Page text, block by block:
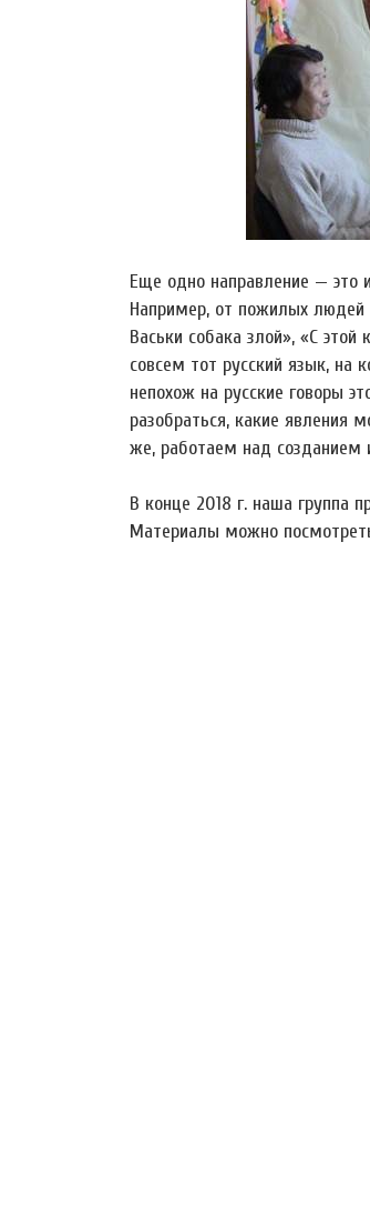
Еще одно направление — это
Например, от пожилых
Васьки собака злой», «С
совсем тот русский язык, на
непохож на русские говоры
разобраться, какие явления
же, работаем над созданием
В конце 2018 г. наша группа
Материалы можно